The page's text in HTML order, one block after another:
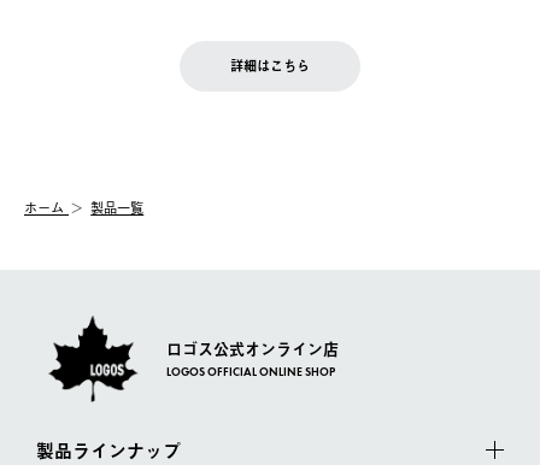
【配送業者】
佐川急便にて配送されます。
お客様都合の返品にかかる送料は、お客様ご負担とさせていただ
む）は受け付けておりません。
一度お手元の商品を返品いただき、ご希望商品を再注文してくだ
LOGOS FAMILY会員の方は、会員マイページ内 購入履歴画面に
詳細はこちら
ホーム 製品一覧
ロゴス公式オンライン店
LOGOS OFFICIAL ONLINE SHOP
製品ラインナップ